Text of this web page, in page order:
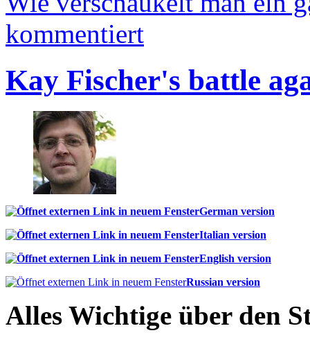
kommentiert
Kay Fischer's battle
German version
Italian version
English version
Russian version
Alles Wichtige über den